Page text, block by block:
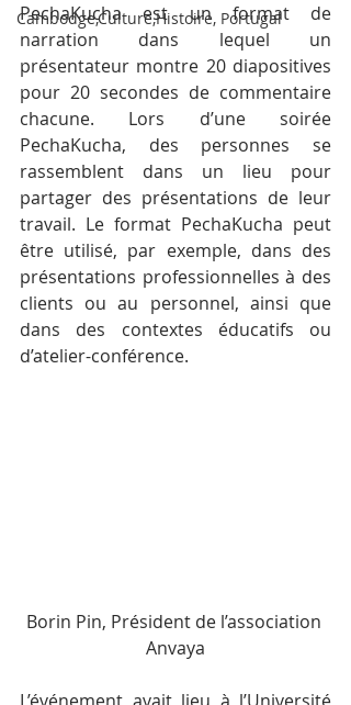
Cambodge,Culture,Histoire, Portugal
PechaKucha est un format de
narration dans lequel un
présentateur montre 20 diapositives
pour 20 secondes de commentaire
chacune. Lors d’une soirée
PechaKucha, des personnes se
rassemblent dans un lieu pour
partager des présentations de leur
travail. Le format PechaKucha peut
être utilisé, par exemple, dans des
présentations professionnelles à des
clients ou au personnel, ainsi que
dans des contextes éducatifs ou
d’atelier-conférence.
Borin Pin, Président de l’association
Anvaya